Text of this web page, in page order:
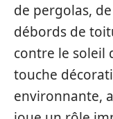
de pergolas,
débords de
contre le soleil
touche
environnante,